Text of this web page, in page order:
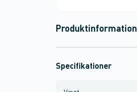
Produktinformation
Specifikationer